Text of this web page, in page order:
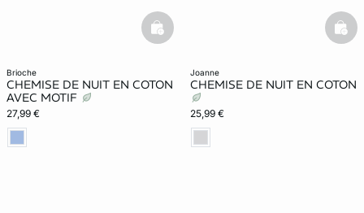
brioche
CHEMISE DE NUIT EN COTON
AVEC MOTIF
27,99 €
basketfull
joanne
CHEMISE DE NUIT EN COTON
25,99 €